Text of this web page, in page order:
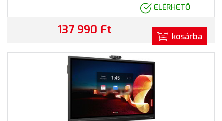
ELÉRHETŐ
137 990 Ft kosárba